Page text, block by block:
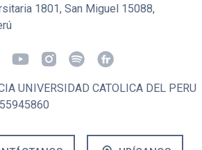
1801, San Miguel 15088,
UNIVERSIDAD CATOLICA DEL PERU